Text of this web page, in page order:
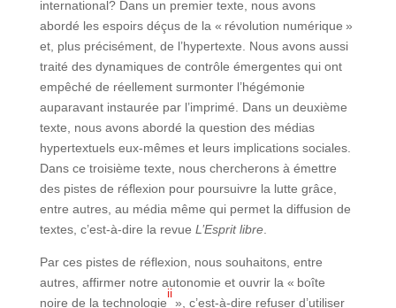
international? Dans un premier texte, nous avons
abordé les espoirs déçus de la « révolution numérique »
et, plus précisément, de l’hypertexte. Nous avons aussi
traité des dynamiques de contrôle émergentes qui ont
empêché de réellement surmonter l’hégémonie
auparavant instaurée par l’imprimé. Dans un deuxième
texte, nous avons abordé la question des médias
hypertextuels eux-mêmes et leurs implications sociales.
Dans ce troisième texte, nous chercherons à émettre
des pistes de réflexion pour poursuivre la lutte grâce,
entre autres, au média même qui permet la diffusion de
textes, c’est-à-dire la revue L’Esprit libre.
Par ces pistes de réflexion, nous souhaitons, entre
autres, affirmer notre autonomie et ouvrir la « boîte
noire de la technologie
ii
», c’est-à-dire refuser d’utiliser